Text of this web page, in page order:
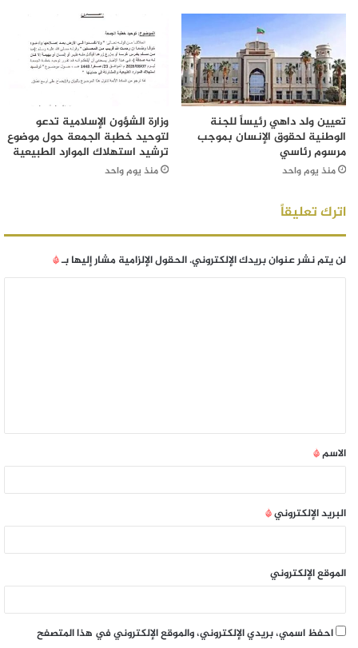
تعيين ولد داهي رئيساً للجنة
الوطنية لحقوق الإنسان بموجب
مرسوم رئاسي
منذ يوم واحد
وزارة الشؤون الإسلامية تدعو
لتوحيد خطبة الجمعة حول موضوع
ترشيد استهلاك الموارد الطبيعية
منذ يوم واحد
اترك تعليقاً
لن يتم نشر عنوان بريدك الإلكتروني.الحقول الإلزامية مشار إليها بـ*
الاسم*
البريد الإلكتروني*
الموقع الإلكتروني
احفظ اسمي، بريدي الإلكتروني، والموقع الإلكتروني في هذا المتصفح